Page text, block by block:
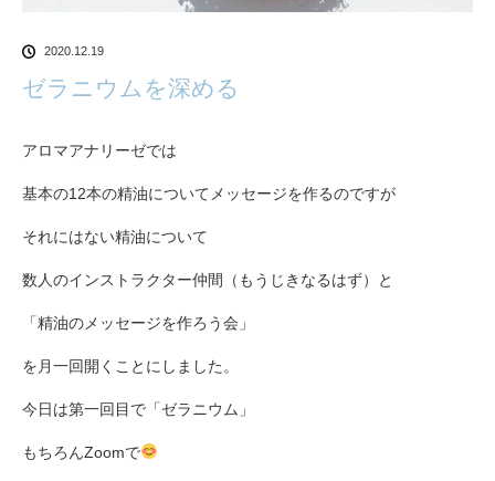
2020.12.19
ゼラニウムを深める
アロマアナリーゼでは
基本の12本の精油についてメッセージを作るのですが
それにはない精油について
数人のインストラクター仲間（もうじきなるはず）と
「精油のメッセージを作ろう会」
を月一回開くことにしました。
今日は第一回目で「ゼラニウム」
もちろんZoomで